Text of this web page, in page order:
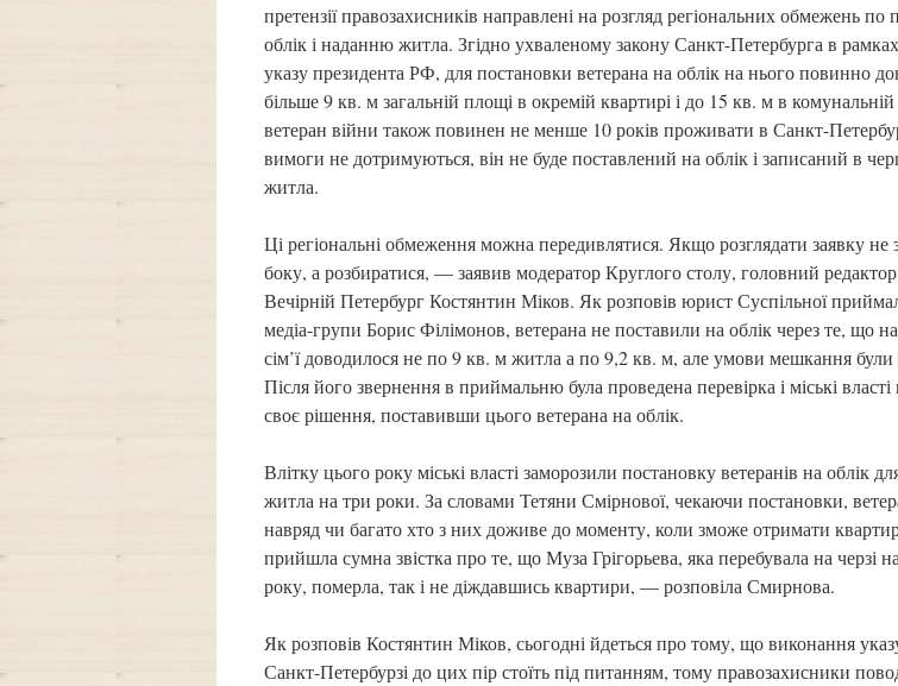
претензії правозахисників направлені на розгляд регіональних обмежень по
облік і наданню житла. Згідно ухваленому закону Санкт-Петербурга в рамках
указу президента РФ, для постановки ветерана на облік на нього повинно
більше 9 кв. м загальній площі в окремій квартирі і до 15 кв. м в комунальній
ветеран війни також повинен не менше 10 років проживати в Санкт-
вимоги не дотримуються, він не буде поставлений на облік і записаний в
житла.
Ці регіональні обмеження можна передивлятися. Якщо розглядати заявку не
боку, а розбиратися, — заявив модератор Круглого столу, головний редактор
Вечірній Петербург Костянтин Міков. Як розповів юрист Суспільної
медіа-групи Борис Філімонов, ветерана не поставили на облік через те, що
сім’ї доводилося не по 9 кв. м житла а по 9,2 кв. м, але умови мешкання
Після його звернення в приймальню була проведена перевірка і міські власті
своє рішення, поставивши цього ветерана на облік.
Влітку цього року міські власті заморозили постановку ветеранів на облік
житла на три роки. За словами Тетяни Смірнової, чекаючи постановки,
навряд чи багато хто з них доживе до моменту, коли зможе отримати
прийшла сумна звістка про те, що Муза Грігорьева, яка перебувала на черзі
року, померла, так і не діждавшись квартири, — розповіла Смирнова.
Як розповів Костянтин Міков, сьогодні йдеться про тому, що виконання
Санкт-Петербурзі до цих пір стоїть під питанням, тому правозахисники